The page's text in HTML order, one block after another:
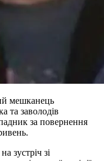
мешканець
та заволодів
за повернення
зустріч зі